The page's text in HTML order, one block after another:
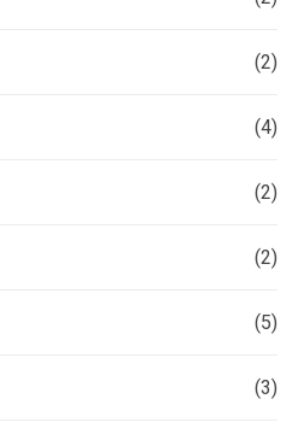
(2)
(4)
(2)
(2)
(5)
(3)